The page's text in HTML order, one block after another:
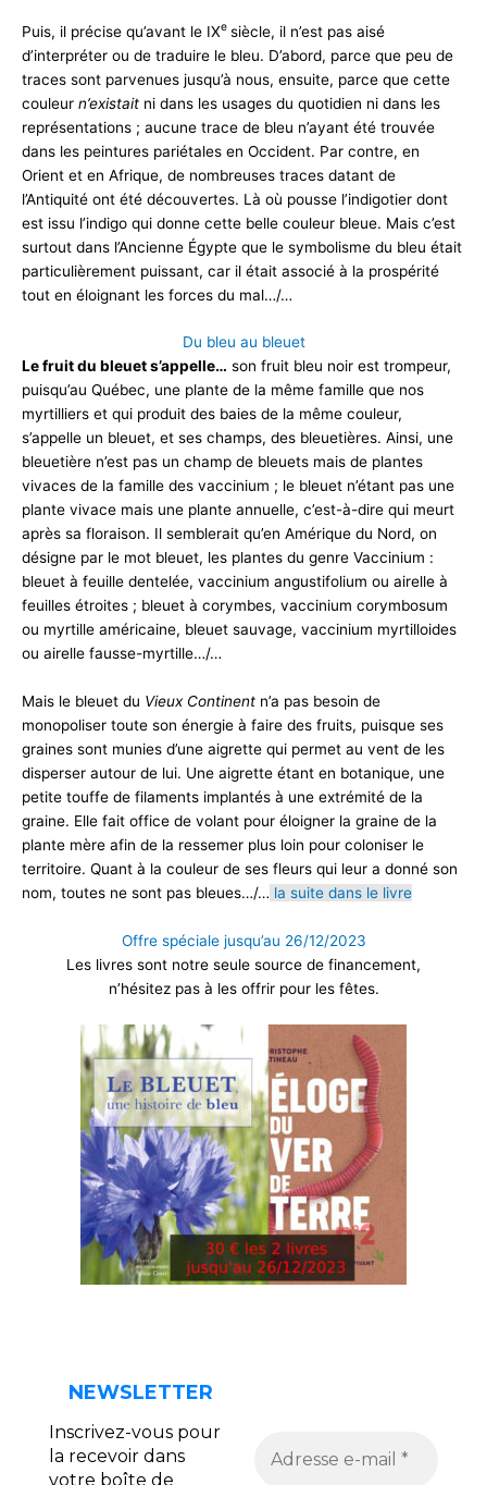
Puis, il précise qu’avant le IXe siècle, il n’est pas aisé
d’interpréter ou de traduire le bleu. D’abord, parce que peu de
traces sont parvenues jusqu’à nous, ensuite, parce que cette
couleur n’existait ni dans les usages du quotidien ni dans les
représentations ; aucune trace de bleu n’ayant été trouvée
dans les peintures pariétales en Occident. Par contre, en
Orient et en Afrique, de nombreuses traces datant de
l’Antiquité ont été découvertes. Là où pousse l’indigotier dont
est issu l’indigo qui donne cette belle couleur bleue. Mais c’est
surtout dans l’Ancienne Égypte que le symbolisme du bleu était
particulièrement puissant, car il était associé à la prospérité
tout en éloignant les forces du mal…/…
Du bleu au bleuet
Le fruit du bleuet s’appelle… son fruit bleu noir est trompeur,
puisqu’au Québec, une plante de la même famille que nos
myrtilliers et qui produit des baies de la même couleur,
s’appelle un bleuet, et ses champs, des bleuetières. Ainsi, une
bleuetière n’est pas un champ de bleuets mais de plantes
vivaces de la famille des vaccinium ; le bleuet n’étant pas une
plante vivace mais une plante annuelle, c’est-à-dire qui meurt
après sa floraison. Il semblerait qu’en Amérique du Nord, on
désigne par le mot bleuet, les plantes du genre Vaccinium :
bleuet à feuille dentelée, vaccinium angustifolium ou airelle à
feuilles étroites ; bleuet à corymbes, vaccinium corymbosum
ou myrtille américaine, bleuet sauvage, vaccinium myrtilloides
ou airelle fausse-myrtille…/…
Mais le bleuet du Vieux Continent n’a pas besoin de
monopoliser toute son énergie à faire des fruits, puisque ses
graines sont munies d’une aigrette qui permet au vent de les
disperser autour de lui. Une aigrette étant en botanique, une
petite touffe de filaments implantés à une extrémité de la
graine. Elle fait office de volant pour éloigner la graine de la
plante mère afin de la ressemer plus loin pour coloniser le
territoire. Quant à la couleur de ses fleurs qui leur a donné son
nom, toutes ne sont pas bleues…/… la suite dans le livre
Offre spéciale jusqu’au 26/12/2023
Les livres sont notre seule source de financement,
n’hésitez pas à les offrir pour les fêtes.
NEWSLETTER
Inscrivez-vous pour
la recevoir dans
votre boîte de